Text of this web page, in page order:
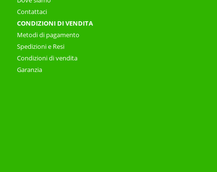
Contattaci
CONDIZIONI DI VENDITA
Metodi di pagamento
Spedizioni e Resi
Condizioni di vendita
Garanzia